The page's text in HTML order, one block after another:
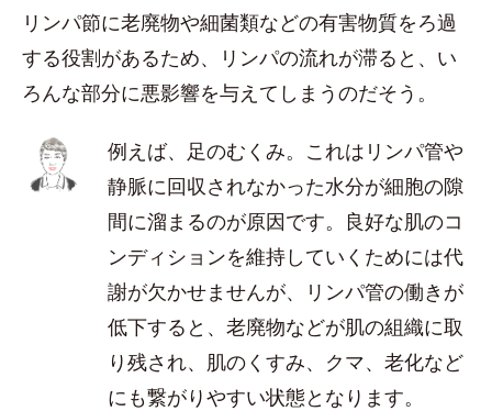
リンパ節に老廃物や細菌類などの有害物質をろ過
する役割があるため、リンパの流れが滞ると、い
ろんな部分に悪影響を与えてしまうのだそう。
例えば、足のむくみ。これはリンパ管や
静脈に回収されなかった水分が細胞の隙
間に溜まるのが原因です。良好な肌のコ
ンディションを維持していくためには代
謝が欠かせませんが、リンパ管の働きが
低下すると、老廃物などが肌の組織に取
り残され、肌のくすみ、クマ、老化など
にも繋がりやすい状態となります。